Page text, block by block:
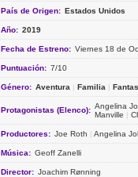
País de Origen: Estados Unidos
Año: 2019
Fecha de Estreno: Viernes 18 de
Puntuación: 7/10
Género: Aventura | Familia |
Protagonistas (Elenco): Angelina
Manville |
Productores: Joe Roth | Angelina
Música: Geoff Zanelli
Director: Joachim Rønning